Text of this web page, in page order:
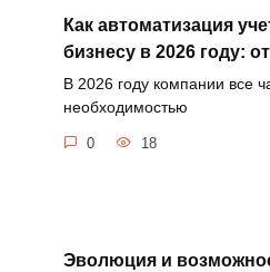
Как автоматизация
бизнесу в 2026 году:
В 2026 году компании все
необходимостью
0 18
Эволюция и